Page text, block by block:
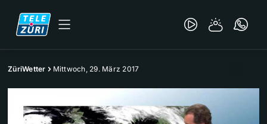
ZüriWetter Mittwoch, 29. März 2017